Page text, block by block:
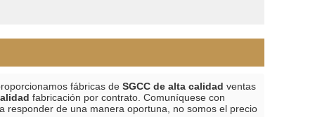
fábricas de SGCC de alta calidad ventas
fabricación por contrato. Comuníquese con
responder de una manera oportuna, no somos el precio